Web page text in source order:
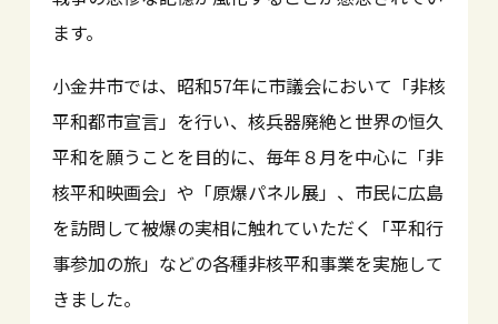
ます。
小金井市では、昭和57年に市議会において「非核
平和都市宣言」を行い、核兵器廃絶と世界の恒久
平和を願うことを目的に、毎年８月を中心に「非
核平和映画会」や「原爆パネル展」、市民に広島
を訪問して被爆の実相に触れていただく「平和行
事参加の旅」などの各種非核平和事業を実施して
きました。